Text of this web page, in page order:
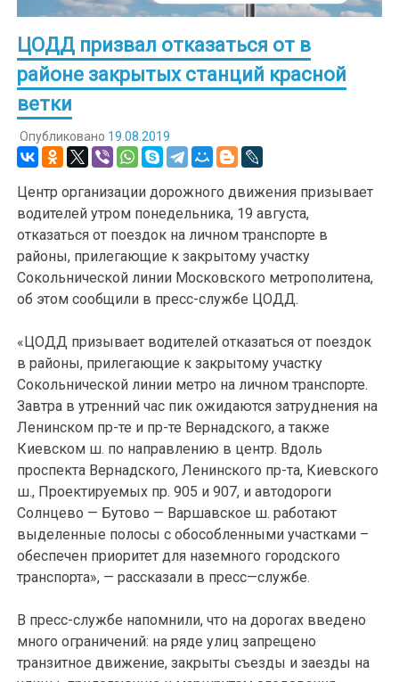
ЦОДД призвал отказаться от в
районе закрытых станций красной
ветки
Опубликовано 19.08.2019
Центр организации дорожного движения призывает
водителей утром понедельника, 19 августа,
отказаться от поездок на личном транспорте в
районы, прилегающие к закрытому участку
Сокольнической линии Московского метрополитена,
об этом сообщили в пресс-службе ЦОДД.
«ЦОДД призывает водителей отказаться от поездок
в районы, прилегающие к закрытому участку
Сокольнической линии метро на личном транспорте.
Завтра в утренний час пик ожидаются затруднения на
Ленинском пр-те и пр-те Вернадского, а также
Киевском ш. по направлению в центр. Вдоль
проспекта Вернадского, Ленинского пр-та, Киевского
ш., Проектируемых пр. 905 и 907, и автодороги
Солнцево — Бутово — Варшавское ш. работают
выделенные полосы с обособленными участками –
обеспечен приоритет для наземного городского
транспорта», — рассказали в пресс—службе.
В пресс-службе напомнили, что на дорогах введено
много ограничений: на ряде улиц запрещено
транзитное движение, закрыты съезды и заезды на